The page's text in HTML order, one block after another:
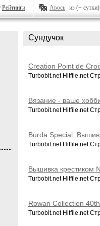
Рейтинги Авось из (+
Сундучок
Creation Point de
Turbobit.net Hitfile.net
Вязание - ваше
Turbobit.net Hitfile.net
Burda Special.
Turbobit.net Hitfile.net
Вышивка крестиком
Turbobit.net Hitfile.net
Rowan Collection
Turbobit.net Hitfile.net